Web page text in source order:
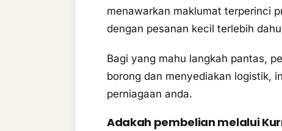
menawarkan maklumat terperinci
dengan pesanan kecil terlebih
Bagi yang mahu langkah pantas,
borong dan menyediakan logistik,
perniagaan anda.
Adakah pembelian melalui